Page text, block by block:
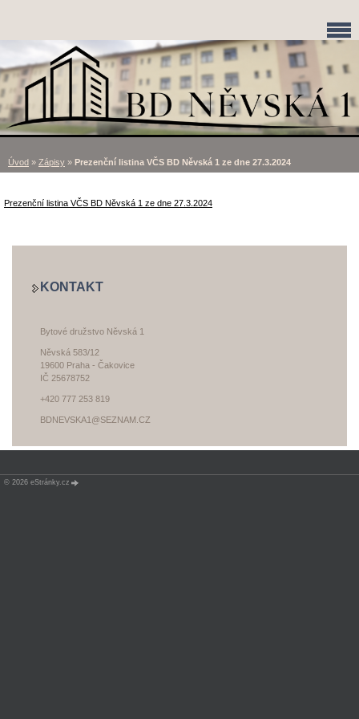
Úvod » Zápisy » Prezenční listina VČS BD Něvská 1 ze dne 27.3.2024
Prezenční listina VČS BD Něvská 1 ze dne 27.3.2024
KONTAKT
Bytové družstvo Něvská 1
Něvská 583/12
19600 Praha - Čakovice
IČ 25678752
+420 777 253 819
BDNEVSKA1@SEZNAM.CZ
© 2026 eStránky.cz